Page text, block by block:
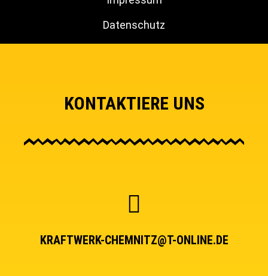
Datenschutz
KONTAKTIERE UNS
KRAFTWERK-CHEMNITZ@T-ONLINE.DE